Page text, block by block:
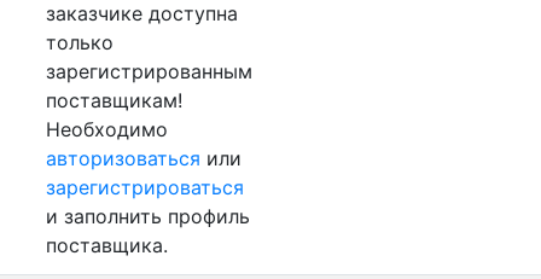
заказчике доступна
только
зарегистрированным
поставщикам!
Необходимо
авторизоваться или
зарегистрироваться
и заполнить профиль
поставщика.